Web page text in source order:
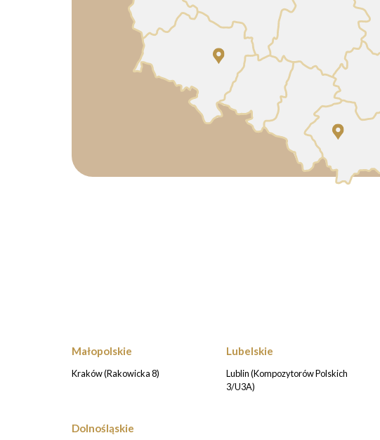
Małopolskie
Kraków (Rakowicka 8)
Lubelskie
Lublin (Kompozytorów Polskich
3/U3A)
Dolnośląskie